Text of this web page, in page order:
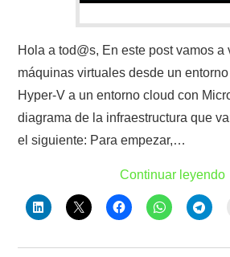
Hola a tod@s, En este post vamos a
máquinas virtuales desde un
Hyper-V a un entorno cloud con
diagrama de la infraestructura que
el siguiente: Para empezar,…
Continuar leyendo